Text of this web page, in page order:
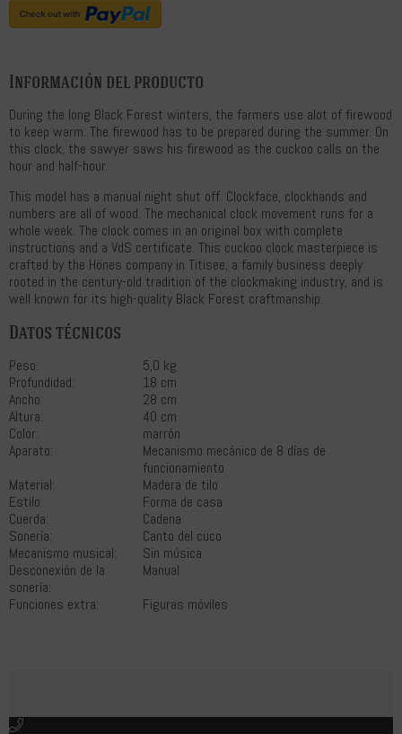
Información del producto
During the long Black Forest winters, the farmers use alot of firewood
to keep warm. The firewood has to be prepared during the summer. On
this clock, the sawyer saws his firewood as the cuckoo calls on the
hour and half-hour.
This model has a manual night shut off. Clockface, clockhands and
numbers are all of wood. The mechanical clock movement runs for a
whole week. The clock comes in an original box with complete
instructions and a VdS certificate. This cuckoo clock masterpiece is
crafted by the Hönes company in Titisee, a family business deeply
rooted in the century-old tradition of the clockmaking industry, and is
well known for its high-quality Black Forest craftmanship.
Datos técnicos
Peso:
5,0 kg
Profundidad:
18 cm
Ancho:
28 cm
Altura:
40 cm
Color:
marrón
Aparato:
Mecanismo mecánico de 8 días de
funcionamiento
Material:
Madera de tilo
Estilo:
Forma de casa
Cuerda:
Cadena
Sonería:
Canto del cuco
Mecanismo musical:
Sin música
Desconexión de la
sonería:
Manual
Funciones extra:
Figuras móviles